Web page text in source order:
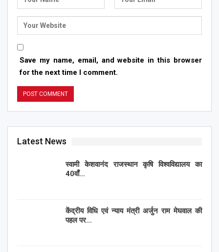
Save my name, email, and website in this browser
for the next time I comment.
Latest News
स्वामी केशवानंद राजस्थान कृषि विश्वविद्यालय का
40वाँ…
केंद्रीय विधि एवं न्याय मंत्री अर्जुन राम मेघवाल की
पहल पर…